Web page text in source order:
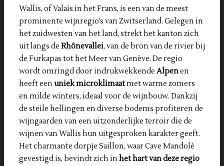
Wallis, of Valais in het Frans, is een van de meest
prominente wijnregio’s van Zwitserland. Gelegen in
het zuidwesten van het land, strekt het kanton zich
uit langs de Rhônevallei, van de bron van de rivier bij
de Furkapas tot het Meer van Genève. De regio
wordt omringd door indrukwekkende Alpenen
heeft eenuniek microklimaatmet warme zomers
en milde winters, ideaal voor de wijnbouw. Dankzij
de steile hellingen en diverse bodems profiteren de
wijngaarden van een uitzonderlijke terroir die de
wijnen van Wallis hun uitgesproken karakter geeft.
Het charmante dorpje Saillon, waar Cave Mandolé
gevestigd is, bevindt zich inhet hart van deze regio